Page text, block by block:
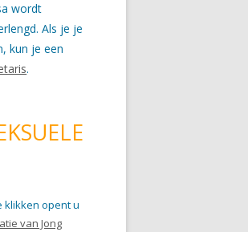
wordt
Als je je
kun je een
.
klikken opent u
van Jong